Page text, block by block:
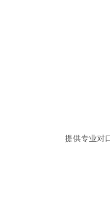
提供专业对